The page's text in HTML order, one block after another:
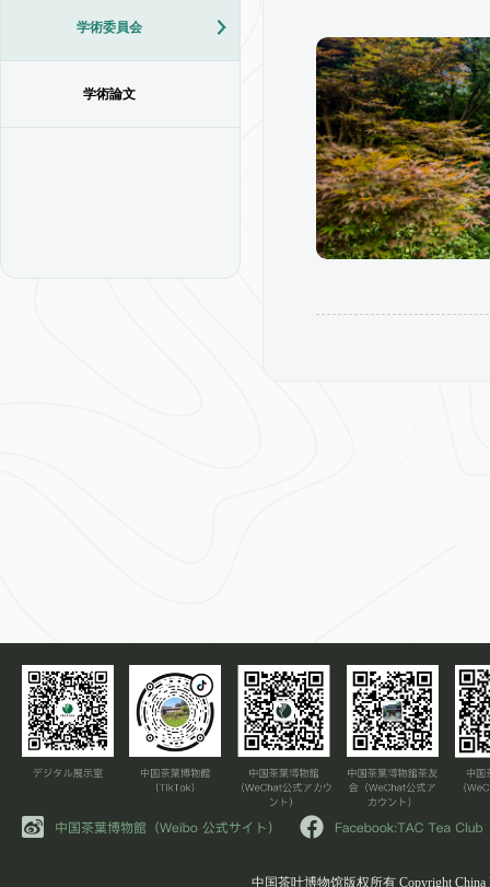
学術委員会
学術論文
中国茶叶博物馆版权所有 Copyright China